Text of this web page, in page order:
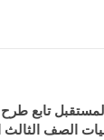
تابع طرح
الصف الثالث